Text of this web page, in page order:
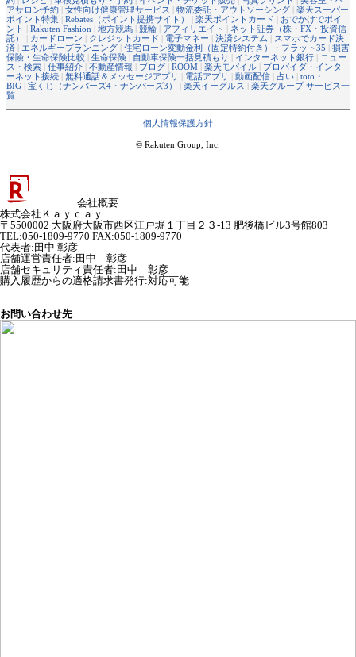
アサロン予約 | 女性向け健康管理サービス | 物流委託・アウトソーシング | 楽天スーパー
ポイント特集 | Rebates（ポイント提携サイト） | 楽天ポイントカード | おでかけでポイ
ント | Rakuten Fashion | 地方競馬 | 競輪 | アフィリエイト | ネット証券（株・FX・投資信
託）
| カードローン | クレジットカード | 電子マネー | 決済システム | スマホでカード決
済 | エネルギープランニング | 住宅ローン変動金利（固定特約付き）・フラット35 | 損害
保険・生命保険比較 | 生命保険 | 自動車保険一括見積もり | インターネット銀行 | ニュー
ス・検索 | 仕事紹介 | 不動産情報 | ブログ | ROOM | 楽天モバイル | プロバイダ・インタ
ーネット接続 | 無料通話＆メッセージアプリ | 電話アプリ | 動画配信 | 占い | toto・
BIG | 宝くじ（ナンバーズ4・ナンバーズ3） | 楽天イーグルス | 楽天グループ サービス一
覧
個人情報保護方針
© Rakuten Group, Inc.
会社概要
株式会社Ｋａｙｃａｙ
〒5500002 大阪府大阪市西区江戸堀１丁目２３-13 肥後橋ビル3号館803
TEL:050-1809-9770 FAX:050-1809-9770
代表者: 田中 彰彦
店舗運営責任者: 田中 彰彦
店舗セキュリティ責任者: 田中 彰彦
購入履歴からの適格請求書発行:対応可能
お問い合わせ先